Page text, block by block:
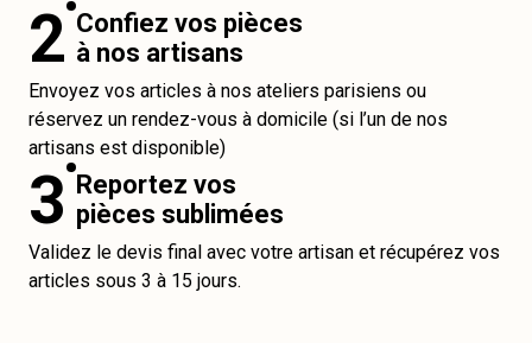
2 Confiez vos pièces
à nos artisans
Envoyez vos articles à nos ateliers parisiens ou
réservez un rendez-vous à domicile (si l’un de nos
artisans est disponible)
3 Reportez vos
pièces sublimées
Validez le devis final avec votre artisan et récupérez vos
articles sous 3 à 15 jours.